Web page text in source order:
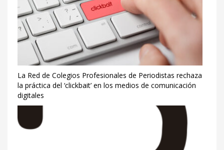
La Red de Colegios Profesionales de Periodistas rechaza
la práctica del ‘clickbait’ en los medios de comunicación
digitales